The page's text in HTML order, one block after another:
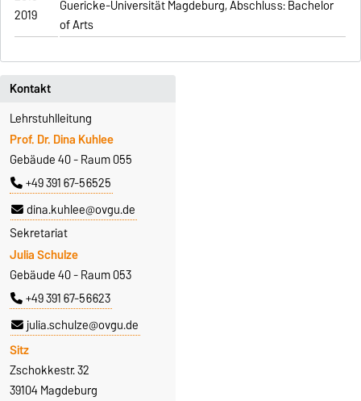
2019
Guericke-Universität Magdeburg, Abschluss: Bachelor
of Arts
Kontakt
Lehrstuhlleitung
Prof. Dr. Dina Kuhlee
Gebäude 40 - Raum 055
+49 391 67-56525
dina.kuhlee@ovgu.de
Sekretariat
Julia Schulze
Gebäude 40 - Raum 053
+49 391 67-56623
julia.schulze@ovgu.de
Sitz
Zschokkestr. 32
39104 Magdeburg